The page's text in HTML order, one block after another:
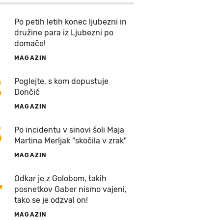
Po petih letih konec ljubezni in
družine para iz Ljubezni po
domače!
MAGAZIN
Poglejte, s kom dopustuje
Dončić
MAGAZIN
Po incidentu v sinovi šoli Maja
Martina Merljak "skočila v zrak"
MAGAZIN
Odkar je z Golobom, takih
posnetkov Gaber nismo vajeni,
tako se je odzval on!
MAGAZIN